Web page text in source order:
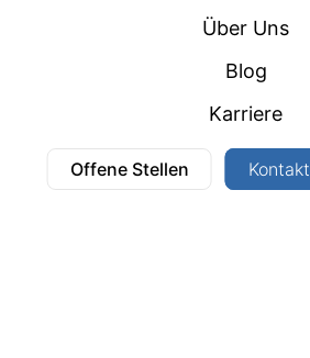
Über Uns
Blog
Karriere
Offene Stellen Kontakt